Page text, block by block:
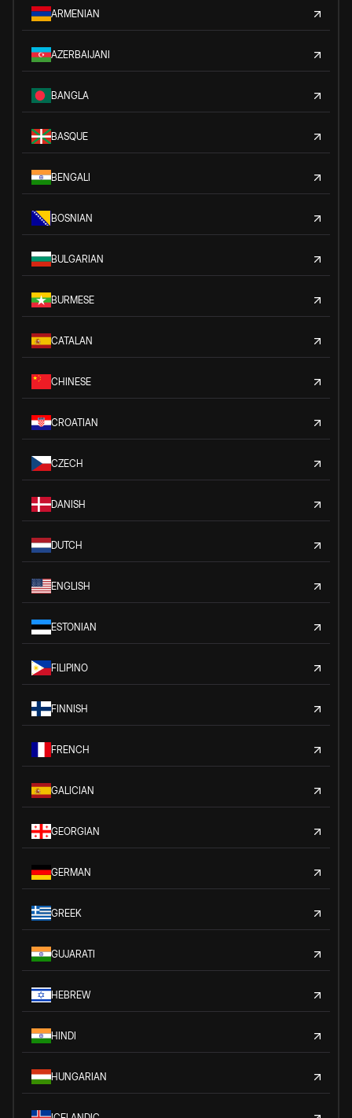
ARMENIAN
AZERBAIJANI
BANGLA
BASQUE
BENGALI
BOSNIAN
BULGARIAN
BURMESE
CATALAN
CHINESE
CROATIAN
CZECH
DANISH
DUTCH
ENGLISH
ESTONIAN
FILIPINO
FINNISH
FRENCH
GALICIAN
GEORGIAN
GERMAN
GREEK
GUJARATI
HEBREW
HINDI
HUNGARIAN